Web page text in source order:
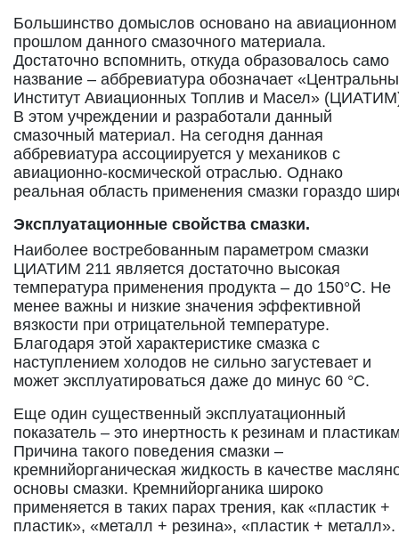
Большинство домыслов основано на авиационном
прошлом данного смазочного материала.
Достаточно вспомнить, откуда образовалось само
название – аббревиатура обозначает
Институт Авиационных Топлив и Масел»
В этом учреждении и разработали данный
смазочный материал. На сегодня данная
аббревиатура ассоциируется у механиков с
авиационно-космической отраслью. Однако
реальная область применения смазки гораздо
Эксплуатационные свойства смазки.
Наиболее востребованным параметром смазки
ЦИАТИМ 211 является достаточно высокая
температура применения продукта – до 150°С. Не
менее важны и низкие значения эффективной
вязкости при отрицательной температуре.
Благодаря этой характеристике смазка с
наступлением холодов не сильно загустевает и
может эксплуатироваться даже до минус 60 °С.
Еще один существенный эксплуатационный
показатель – это инертность к резинам и
Причина такого поведения смазки –
кремнийорганическая жидкость в качестве
основы смазки. Кремнийорганика широко
применяется в таких парах трения, как «пластик +
пластик», «металл + резина», «пластик + металл».